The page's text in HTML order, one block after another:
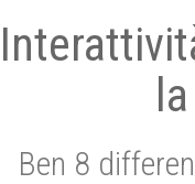
Ben 8